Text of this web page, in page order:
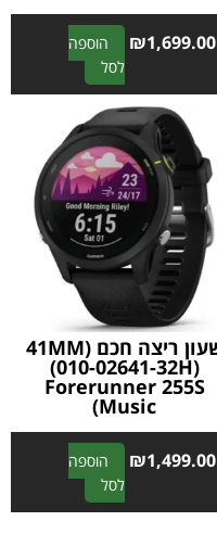
₪1,699.00
הוספה
לסל
A
l
e
r
n
a
t
i
v
e
:
שעון ריצה חכם 41MM)
(010-02641-32H)
Forerunner 255S
Music)
₪1,499.00
הוספה
לסל
A
l